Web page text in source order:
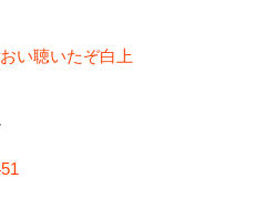
い聴いたぞ白上